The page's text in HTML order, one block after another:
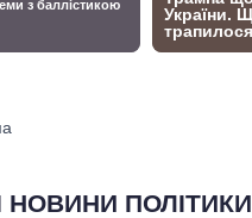
НОВИНИ ПОЛІТИКИ